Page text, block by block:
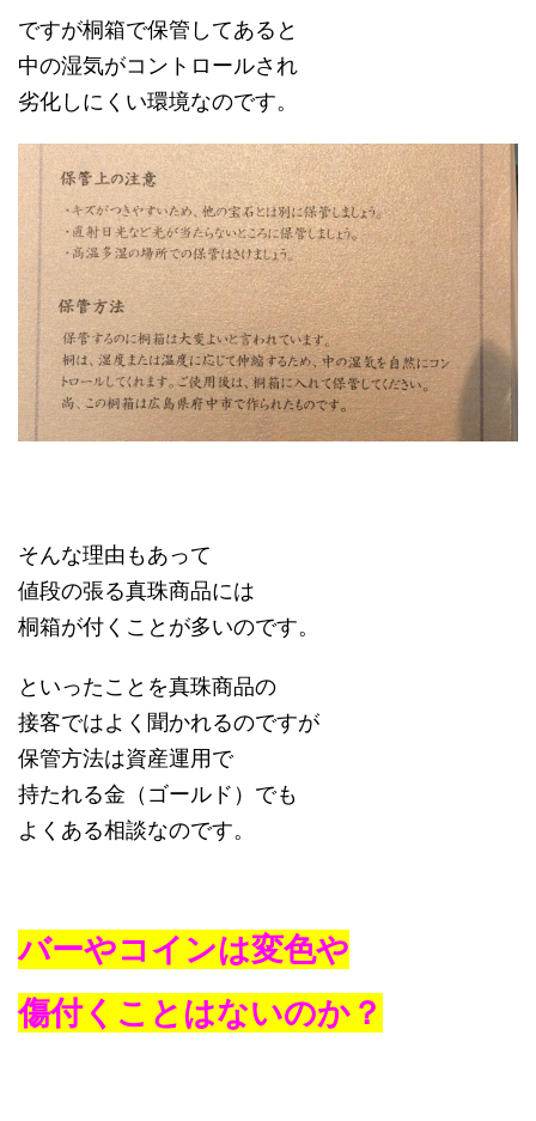
ですが桐箱で保管してあると
中の湿気がコントロールされ
劣化しにくい環境なのです。
そんな理由もあって
値段の張る真珠商品には
桐箱が付くことが多いのです。
といったことを真珠商品の
接客ではよく聞かれるのですが
保管方法は資産運用で
持たれる金（ゴールド）でも
よくある相談なのです。
バーやコインは変色や
傷付くことはないのか？